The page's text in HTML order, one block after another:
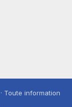
Toute information